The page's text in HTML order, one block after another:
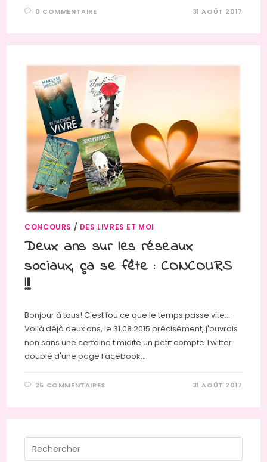
0 COMMENTAIRE 31 AOÛT 2017
CONCOURS / DES LIVRES ET MOI
Deux ans sur les réseaux
sociaux, ça se fête : CONCOURS
!!!
Bonjour à tous! C'est fou ce que le temps passe vite...
Voilà déjà deux ans, le 31.08.2015 précisément, j'ouvrais
non sans une certaine timidité un petit compte Twitter
doublé d'une page Facebook,…
25 COMMENTAIRES 31 AOÛT 2017